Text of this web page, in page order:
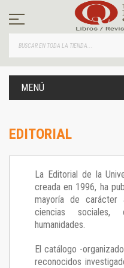
contenido
MENÚ
EDITORIAL
La Editorial de la
creada en 1996, ha
mayoría de carácter
ciencias
humanidades.
El catálogo -
reconocidos